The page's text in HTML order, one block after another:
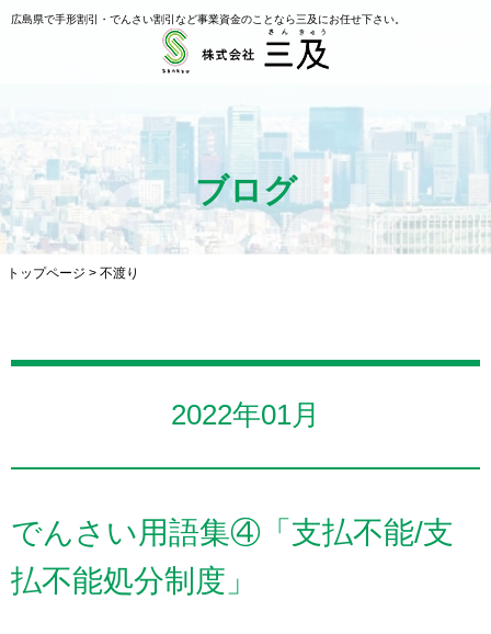
広島県で手形割引・でんさい割引など事業資金のことなら三及にお任せ下さい。
ブログ
トップページ > 不渡り
2022年01月
でんさい用語集④「支払不能/支
払不能処分制度」